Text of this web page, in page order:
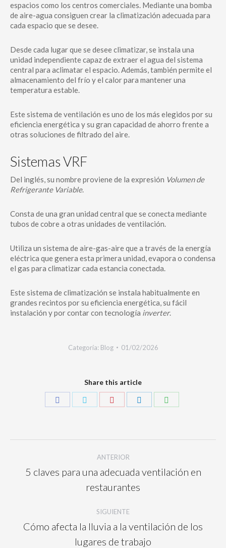
espacios como los centros comerciales. Mediante una bomba
de aire-agua consiguen crear la climatización adecuada para
cada espacio que se desee.
Desde cada lugar que se desee climatizar, se instala una
unidad independiente capaz de extraer el agua del sistema
central para aclimatar el espacio. Además, también permite el
almacenamiento del frío y el calor para mantener una
temperatura estable.
Este sistema de ventilación es uno de los más elegidos por su
eficiencia energética y su gran capacidad de ahorro frente a
otras soluciones de filtrado del aire.
Sistemas VRF
Del inglés, su nombre proviene de la expresión Volumen de
Refrigerante Variable.
Consta de una gran unidad central que se conecta mediante
tubos de cobre a otras unidades de ventilación.
Utiliza un sistema de aire-gas-aire que a través de la energía
eléctrica que genera esta primera unidad, evapora o condensa
el gas para climatizar cada estancia conectada.
Este sistema de climatización se instala habitualmente en
grandes recintos por su eficiencia energética, su fácil
instalación y por contar con tecnología inverter.
Categoría: Blog 01/02/2026
Share this article
ANTERIOR
5 claves para una adecuada ventilación en
restaurantes
SIGUIENTE
Cómo afecta la lluvia a la ventilación de los
lugares de trabajo